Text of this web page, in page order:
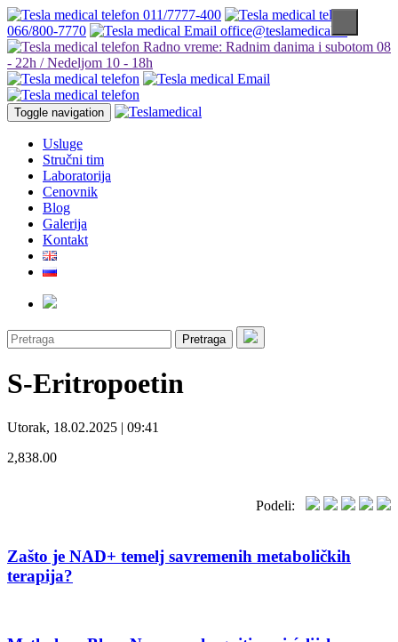
011/7777-400
066/800-7770
office@teslamedical.rs
Radno vreme: Radnim danima i subotom 08
- 22h / Nedeljom 10 - 18h
Toggle navigation
Usluge
Stručni tim
Laboratorija
Cenovnik
Blog
Galerija
Kontakt
Pretraga
S-Eritropoetin
Utorak, 18.02.2025 | 09:41
2,838.00
Podeli:
Zašto je NAD+ temelj savremenih metaboličkih
terapija?